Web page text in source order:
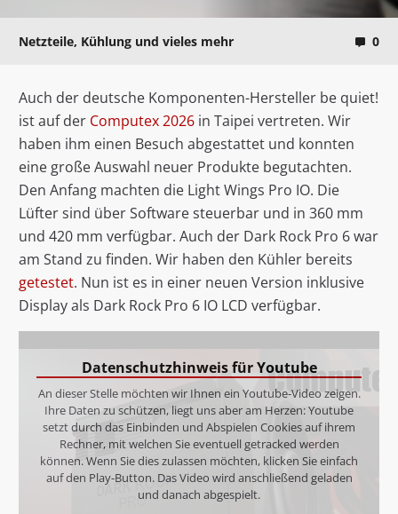
Netzteile, Kühlung und vieles mehr 0
Auch der deutsche Komponenten-Hersteller be quiet!
ist auf der Computex 2026 in Taipei vertreten. Wir
haben ihm einen Besuch abgestattet und konnten
eine große Auswahl neuer Produkte begutachten.
Den Anfang machten die Light Wings Pro IO. Die
Lüfter sind über Software steuerbar und in 360 mm
und 420 mm verfügbar. Auch der Dark Rock Pro 6 war
am Stand zu finden. Wir haben den Kühler bereits
getestet. Nun ist es in einer neuen Version inklusive
Display als Dark Rock Pro 6 IO LCD verfügbar.
Datenschutzhinweis für Youtube
An dieser Stelle möchten wir Ihnen ein Youtube-Video zeigen.
Ihre Daten zu schützen, liegt uns aber am Herzen: Youtube
setzt durch das Einbinden und Abspielen Cookies auf ihrem
Rechner, mit welchen Sie eventuell getracked werden
können. Wenn Sie dies zulassen möchten, klicken Sie einfach
auf den Play-Button. Das Video wird anschließend geladen
und danach abgespielt.